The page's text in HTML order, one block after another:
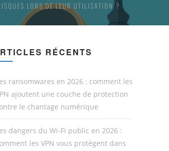
LORS DE LEUR UTILISATION ?
RÉCENTS
ransomwares en 2026 : comment les
ajoutent une couche de protection
le chantage numérique
dangers du Wi-Fi public en 2026 :
les VPN vous protègent dans